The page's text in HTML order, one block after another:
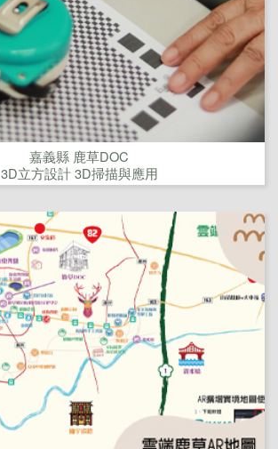
嘉義縣 鹿草DOC
3D立方設計 3D掃描與應用